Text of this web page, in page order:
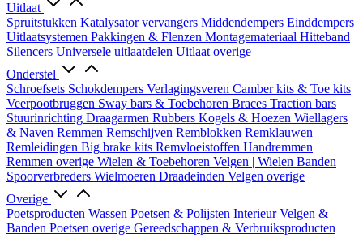
Uitlaat
Spruitstukken Katalysator vervangers Middendempers Einddempers
Uitlaatsystemen Pakkingen & Flenzen Montagemateriaal Hitteband
Silencers Universele uitlaatdelen Uitlaat overige
Onderstel
Schroefsets Schokdempers Verlagingsveren Camber kits & Toe kits
Veerpootbruggen Sway bars & Toebehoren Braces Traction bars
Stuurinrichting Draagarmen Rubbers Kogels & Hoezen Wiellagers
& Naven Remmen Remschijven Remblokken Remklauwen
Remleidingen Big brake kits Remvloeistoffen Handremmen
Remmen overige Wielen & Toebehoren Velgen | Wielen Banden
Spoorverbreders Wielmoeren Draadeinden Velgen overige
Overige
Poetsproducten Wassen Poetsen & Polijsten InterieurVelgen &
Banden Poetsen overige Gereedschappen & Verbruiksproducten